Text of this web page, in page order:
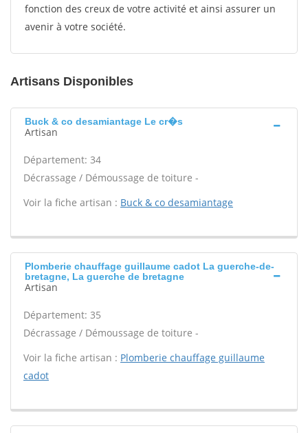
fonction des creux de votre activité et ainsi assurer un
avenir à votre société.
Artisans Disponibles
Buck & co desamiantage Le cr�s
Artisan
Département: 34
Décrassage / Démoussage de toiture -
Voir la fiche artisan : Buck & co desamiantage
Plomberie chauffage guillaume cadot La guerche-de-
bretagne, La guerche de bretagne
Artisan
Département: 35
Décrassage / Démoussage de toiture -
Voir la fiche artisan : Plomberie chauffage guillaume
cadot